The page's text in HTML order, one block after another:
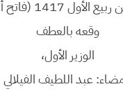
وقعه بالعطف
الوزير الأول،
عبد اللطيف الفيلالي